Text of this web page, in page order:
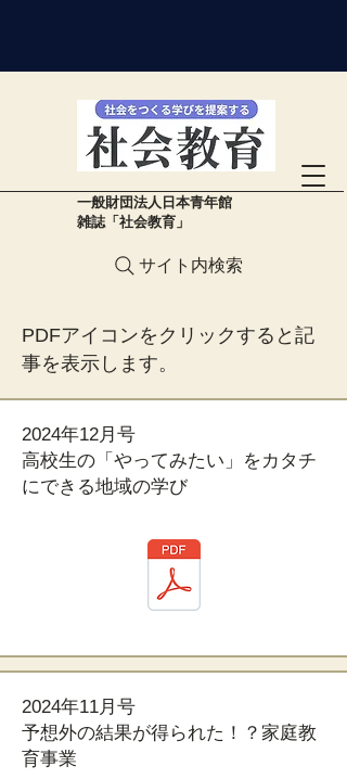
​一般財団法人日本青年館
雑誌「社会教育」
サイト内検索
PDFアイコンをクリックすると記
事を表示します。
2024年12月号
高校生の「やってみたい」をカタチ
にできる地域の学び
2024年11月号
予想外の結果が得られた！？家庭教
育事業